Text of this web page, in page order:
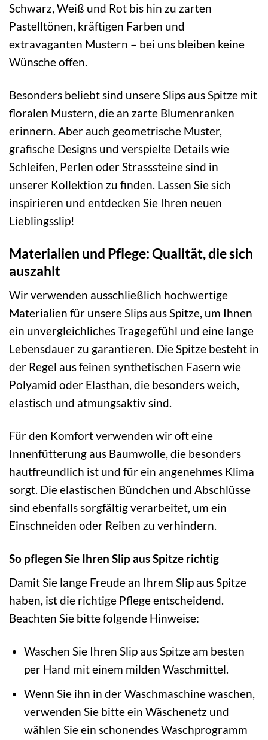
Schwarz, Weiß und Rot bis hin zu zarten
Pastelltönen, kräftigen Farben und
extravaganten Mustern – bei uns bleiben keine
Wünsche offen.
Besonders beliebt sind unsere Slips aus Spitze mit
floralen Mustern, die an zarte Blumenranken
erinnern. Aber auch geometrische Muster,
grafische Designs und verspielte Details wie
Schleifen, Perlen oder Strasssteine sind in
unserer Kollektion zu finden. Lassen Sie sich
inspirieren und entdecken Sie Ihren neuen
Lieblingsslip!
Materialien und Pflege: Qualität, die sich
auszahlt
Wir verwenden ausschließlich hochwertige
Materialien für unsere Slips aus Spitze, um Ihnen
ein unvergleichliches Tragegefühl und eine lange
Lebensdauer zu garantieren. Die Spitze besteht in
der Regel aus feinen synthetischen Fasern wie
Polyamid oder Elasthan, die besonders weich,
elastisch und atmungsaktiv sind.
Für den Komfort verwenden wir oft eine
Innenfütterung aus Baumwolle, die besonders
hautfreundlich ist und für ein angenehmes Klima
sorgt. Die elastischen Bündchen und Abschlüsse
sind ebenfalls sorgfältig verarbeitet, um ein
Einschneiden oder Reiben zu verhindern.
So pflegen Sie Ihren Slip aus Spitze richtig
Damit Sie lange Freude an Ihrem Slip aus Spitze
haben, ist die richtige Pflege entscheidend.
Beachten Sie bitte folgende Hinweise:
Waschen Sie Ihren Slip aus Spitze am besten
per Hand mit einem milden Waschmittel.
Wenn Sie ihn in der Waschmaschine waschen,
verwenden Sie bitte ein Wäschenetz und
wählen Sie ein schonendes Waschprogramm